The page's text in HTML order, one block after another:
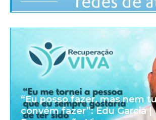
“Eu posso fazer, mas nem
convém fazer”: Edu Garcia |